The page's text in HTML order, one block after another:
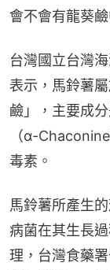
會不會有龍葵鹼
台灣國立台灣
表示，馬鈴薯
鹼」，主要成
（α-
毒素。
馬鈴薯所產生
病菌在其生長
理，台灣食藥